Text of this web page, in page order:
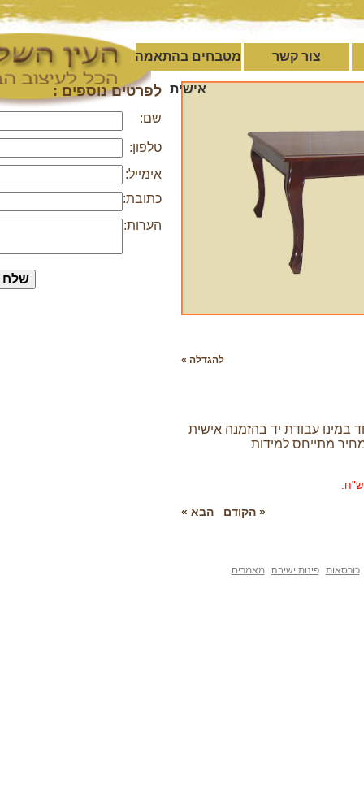
צור קשר מטבחים בהתאמה
לפרטים נוספים :
אימייל:
כתובת:
הערות:
להגדלה »
עבודת יד בהזמנה אישית
למידות
« הקודם הבא »
פינות ישיבה מאמרים